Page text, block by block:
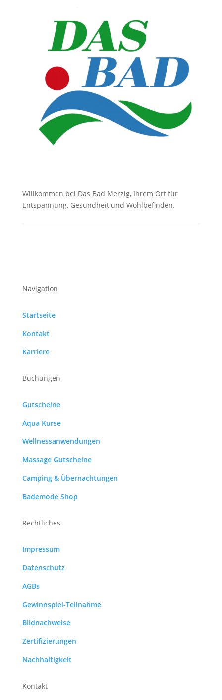
Willkommen bei Das Bad Merzig, Ihrem Ort für
Entspannung, Gesundheit und Wohlbefinden.
Navigation
Startseite
Kontakt
Karriere
Buchungen
Gutscheine
Aqua Kurse
Wellnessanwendungen
Massage Gutscheine
Camping & Übernachtungen
Bademode Shop
Rechtliches
Impressum
Datenschutz
AGBs
Gewinnspiel-Teilnahme
Bildnachweise
Zertifizierungen
Nachhaltigkeit
Kontakt